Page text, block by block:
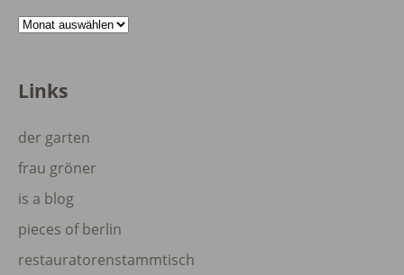
Archiv
Links
der garten
frau gröner
is a blog
pieces of berlin
restauratorenstammtisch